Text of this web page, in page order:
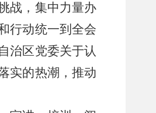
战，集中力量办
行动统一到全会
治区党委关于认
实的热潮，推动